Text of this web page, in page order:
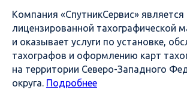
Компания «СпутникСервис» является
лицензированной тахографической
и оказывает услуги по установке,
тахографов и оформлению карт
на территории Северо-Западного
округа. Подробнее